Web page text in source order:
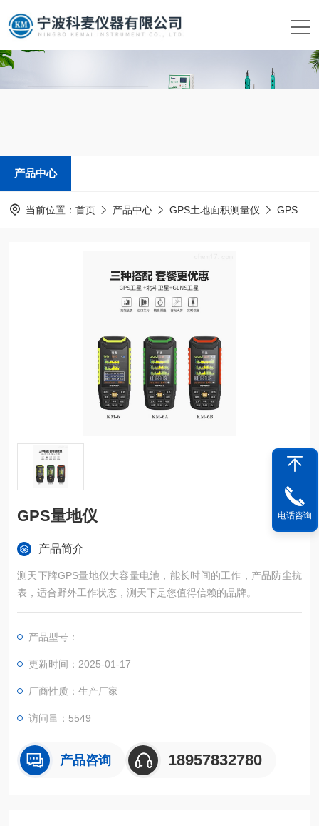
产品中心
当前位置： 首页 产品中心 GPS土地面积测量仪 GPS土地面积测量仪
GPS量地仪
产品简介
测天下牌GPS量地仪大容量电池，能长时间的工作，产品防尘抗
表，适合野外工作状态，测天下是您值得信赖的品牌。
产品型号：
更新时间：2025-01-17
厂商性质：生产厂家
访问量：5549
产品咨询 18957832780
电话咨询